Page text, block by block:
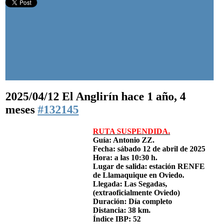
2025/04/12 El Anglirín hace 1 año, 4
meses #132145
RUTA SUSPENDIDA.
Guía: Antonio ZZ.
Fecha: sábado 12 de abril de 2025
Hora: a las 10:30 h.
Lugar de salida: estación RENFE
de Llamaquique en Oviedo.
Llegada: Las Segadas,
(extraoficialmente Oviedo)
Duración: Día completo
Distancia: 38 km.
Índice IBP: 52